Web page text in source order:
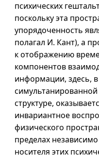
психических
поскольку эта
упорядоченность
полагал И. Кант), а
к отображению
компонентов
информации, здесь,
структуре,
инвариантное
физического
пределах
носителя этих